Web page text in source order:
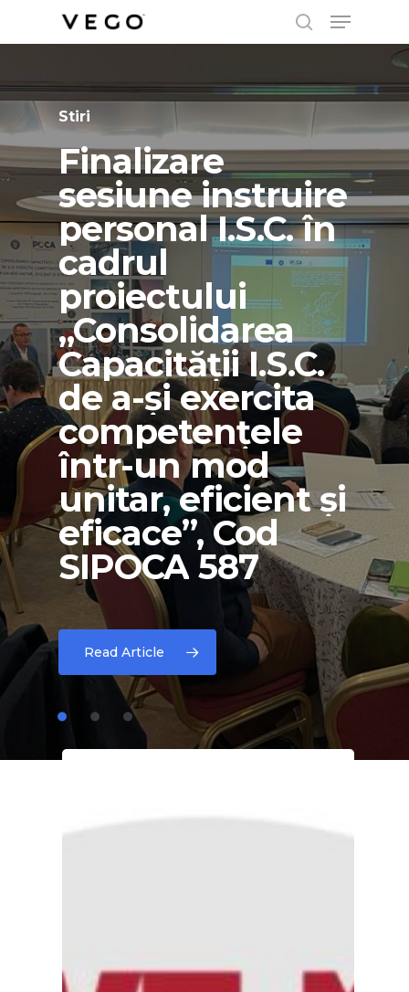
to
content
search
Menu
Stiri
Finalizare
sesiune instruire
personal I.S.C. în
cadrul
proiectului
„Consolidarea
Capacității I.S.C.
de a-și exercita
competențele
într-un mod
unitar, eficient și
eficace”, Cod
SIPOCA 587
Read Article
Stiri
Demarare
sesiune instruire
personal I.S.C. in
cadrul
proiectului
“Consolidarea
capacității I.S.C.
de a-și exercita
competențele
într-un mod
unitar, eficient și
eficace”, cod
Stiri
Premii iunie
2022
Close
Menu